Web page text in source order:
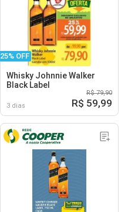
25% OFF
Whisky Johnnie Walker
Black Label
3 dias
R$ 79,90
R$ 59,99